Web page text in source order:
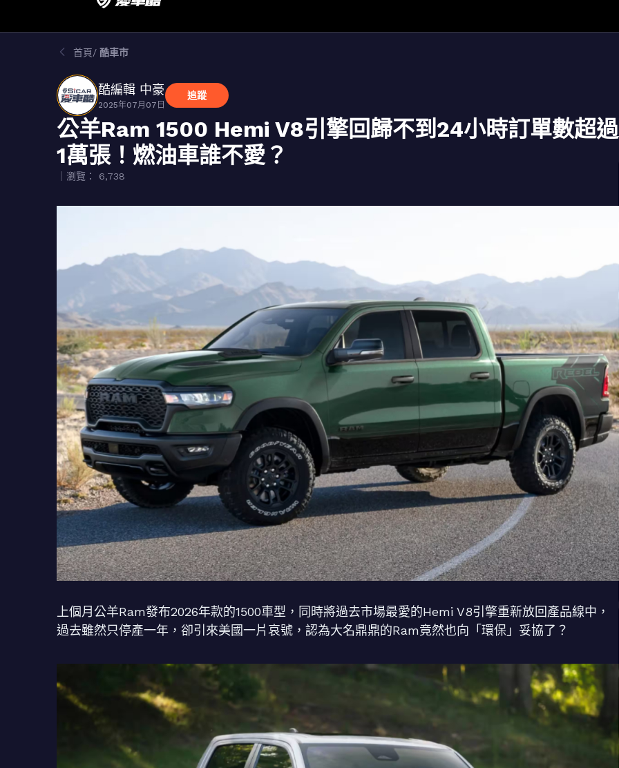
首頁 酷車市
酷編輯 中豪
2025年07月07日
追蹤
公羊Ram 1500 Hemi V8引擎回歸不到24小時訂單數超過
1萬張！燃油車誰不愛？
｜瀏覽： 6,738
上個月公羊Ram發布2026年款的1500車型，同時將過去市場最愛的Hemi V8引擎重新放回產品線中，
過去雖然只停產一年，卻引來美國一片哀號，認為大名鼎鼎的Ram竟然也向「環保」妥協了？